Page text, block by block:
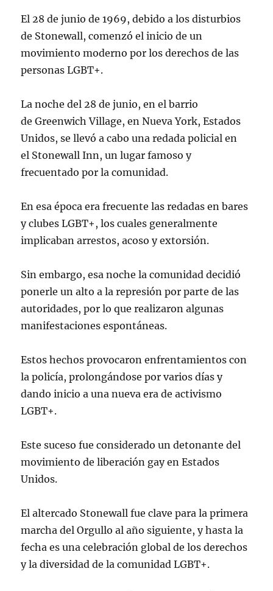
El 28 de junio de 1969, debido a los disturbios
de Stonewall, comenzó el inicio de un
movimiento moderno por los derechos de las
personas LGBT+.
La noche del 28 de junio, en el barrio
de Greenwich Village, en Nueva York, Estados
Unidos, se llevó a cabo una redada policial en
el Stonewall Inn, un lugar famoso y
frecuentado por la comunidad.
En esa época era frecuente las redadas en bares
y clubes LGBT+, los cuales generalmente
implicaban arrestos, acoso y extorsión.
Sin embargo, esa noche la comunidad decidió
ponerle un alto a la represión por parte de las
autoridades, por lo que realizaron algunas
manifestaciones espontáneas.
Estos hechos provocaron enfrentamientos con
la policía, prolongándose por varios días y
dando inicio a una nueva era de activismo
LGBT+.
Este suceso fue considerado un detonante del
movimiento de liberación gay en Estados
Unidos.
El altercado Stonewall fue clave para la primera
marcha del Orgullo al año siguiente, y hasta la
fecha es una celebración global de los derechos
y la diversidad de la comunidad LGBT+.